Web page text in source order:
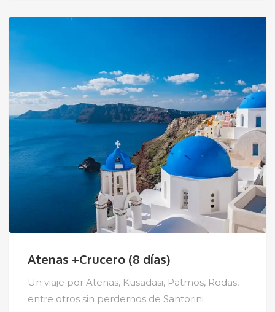
Atenas +Crucero (8 días)
Un viaje por Atenas, Kusadasi, Patmos, Rodas,
entre otros sin perdernos de Santorini